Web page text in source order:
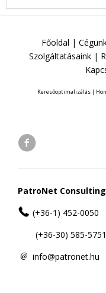
Főoldal |
Szolgáltatásaink|
Keresőoptimalizálás|
PatroNet
(+36-1) 452-0050
(+36-30) 585-5751
info@patronet.hu